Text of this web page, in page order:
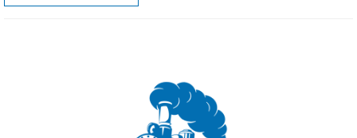
klasická výjezdová sestava.